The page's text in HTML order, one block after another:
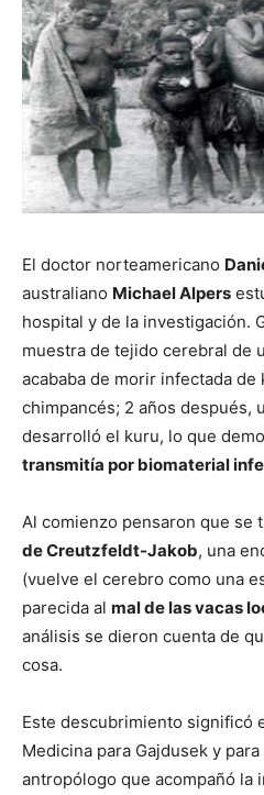
El doctor norteamericano
australiano Michael Alpers
hospital y de la investigación.
muestra de tejido cerebral de
acababa de morir infectada
chimpancés; 2 años después,
desarrolló el kuru, lo que
transmitía por biomaterial
Al comienzo pensaron que se
de Creutzfeldt-Jakob, una
(vuelve el cerebro como una
parecida al mal de las vacas
análisis se dieron cuenta de
cosa.
Este descubrimiento significó
Medicina para Gajdusek y para
antropólogo que acompañó la